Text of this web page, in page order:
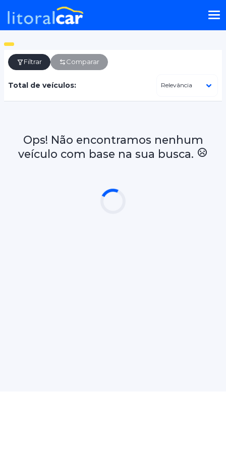
Filtrar Comparar
Total de veículos:
Ops! Não encontramos nenhum
veículo com base na sua busca.